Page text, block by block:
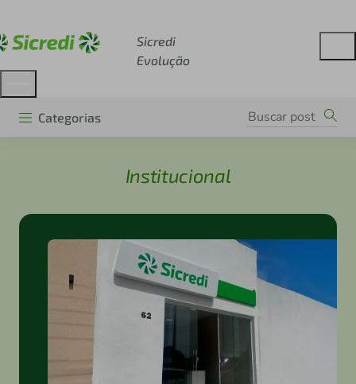
Sicredi
Evolução
Categorias
Institucional